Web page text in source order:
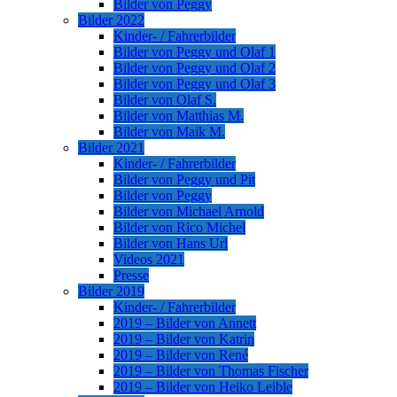
Bilder von Peggy
Bilder 2022
Kinder- / Fahrerbilder
Bilder von Peggy und Olaf 1
Bilder von Peggy und Olaf 2
Bilder von Peggy und Olaf 3
Bilder von Olaf S.
Bilder von Matthias M.
Bilder von Maik M.
Bilder 2021
Kinder- / Fahrerbilder
Bilder von Peggy und Pit
Bilder von Peggy
Bilder von Michael Arnold
Bilder von Rico Michel
Bilder von Hans Url
Videos 2021
Presse
Bilder 2019
Kinder- / Fahrerbilder
2019 – Bilder von Annett
2019 – Bilder von Katrin
2019 – Bilder von René
2019 – Bilder von Thomas Fischer
2019 – Bilder von Heiko Leible